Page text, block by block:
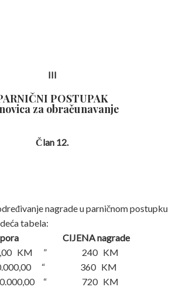
III
POSTUPAK
za obračunavanje
Član 12.
nagrade u parničnom postupku
tabela:
CIJENA nagrade
KM ” 240 KM
“ 360 KM
30.000,00 “ 720 KM